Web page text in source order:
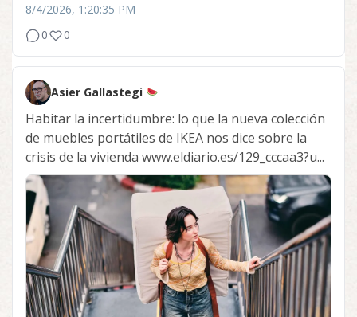
8/4/2026, 1:20:35 PM
0
0
Asier Gallastegi
Habitar la incertidumbre: lo que la nueva colección
de muebles portátiles de IKEA nos dice sobre la
crisis de la vivienda www.eldiario.es/129_cccaa3?u...